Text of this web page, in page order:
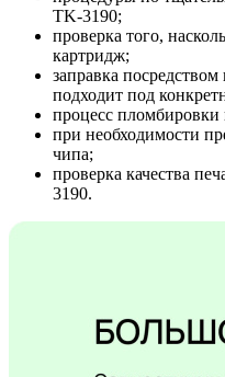
TK-3190;
проверка того,
картридж;
заправка
подходит под
процесс
при необходимости
чипа;
проверка качества
3190.